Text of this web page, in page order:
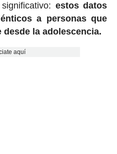
estos datos
a personas que
la adolescencia.
aquí